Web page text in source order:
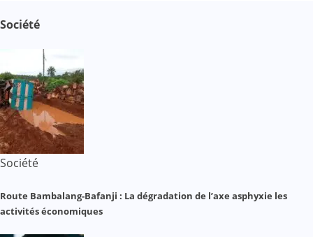
Société
Société
Route Bambalang-Bafanji : La dégradation de l’axe asphyxie les
activités économiques